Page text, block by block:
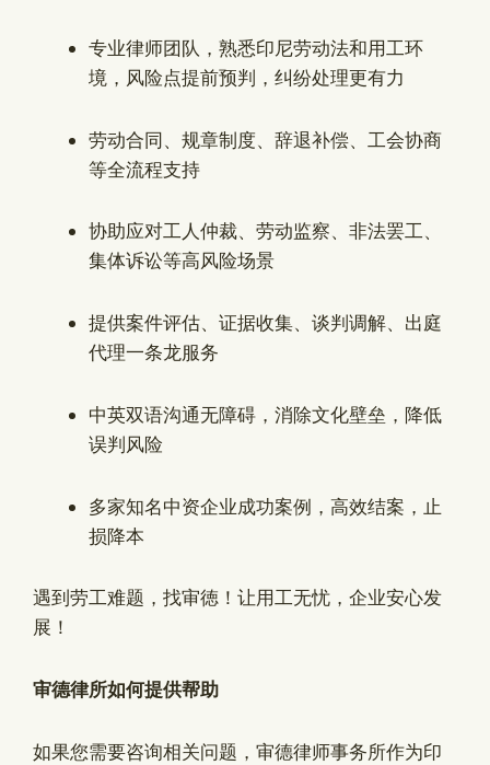
专业律师团队，熟悉印尼劳动法和用工环
境，风险点提前预判，纠纷处理更有力
劳动合同、规章制度、辞退补偿、工会协商
等全流程支持
协助应对工人仲裁、劳动监察、非法罢工、
集体诉讼等高风险场景
提供案件评估、证据收集、谈判调解、出庭
代理一条龙服务
中英双语沟通无障碍，消除文化壁垒，降低
误判风险
多家知名中资企业成功案例，高效结案，止
损降本
遇到劳工难题，找审徳！让用工无忧，企业安心发
展！
审德律所如何提供帮助
如果您需要咨询相关问题， 审德律师事务所作为印